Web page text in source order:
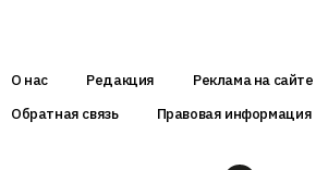
О нас Редакция
Реклама на сайте
Обратная связь
Правовая информация